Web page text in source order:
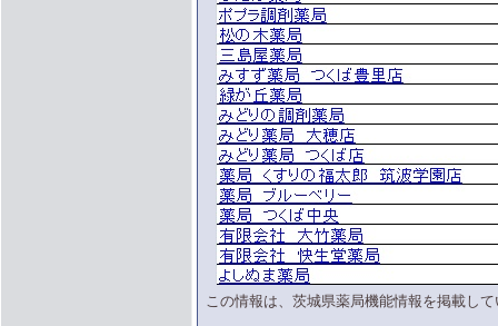
この情報は、茨城県薬局機能情報を掲載し